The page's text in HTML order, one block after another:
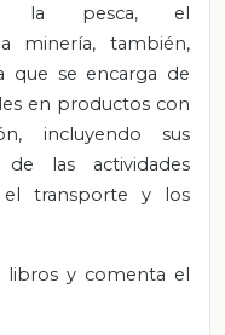
la pesca, el
minería, también,
que se encarga de
en productos con
incluyendo sus
las actividades
el transporte y los
libros y comenta el